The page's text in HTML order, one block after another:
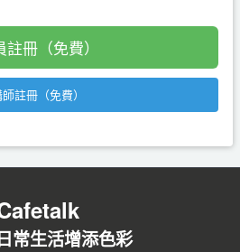
註冊（免費）
註冊（免費）
常生活增添色彩